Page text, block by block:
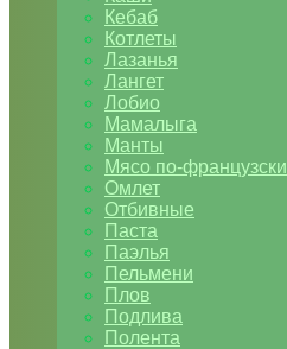
Кебаб
Котлеты
Лазанья
Лангет
Лобио
Мамалыга
Манты
Мясо по-французски
Омлет
Отбивные
Паста
Паэлья
Пельмени
Плов
Подлива
Полента